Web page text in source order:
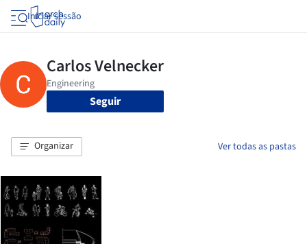
Iniciar sessão
Seguir
Organizar Ver todas as pastas